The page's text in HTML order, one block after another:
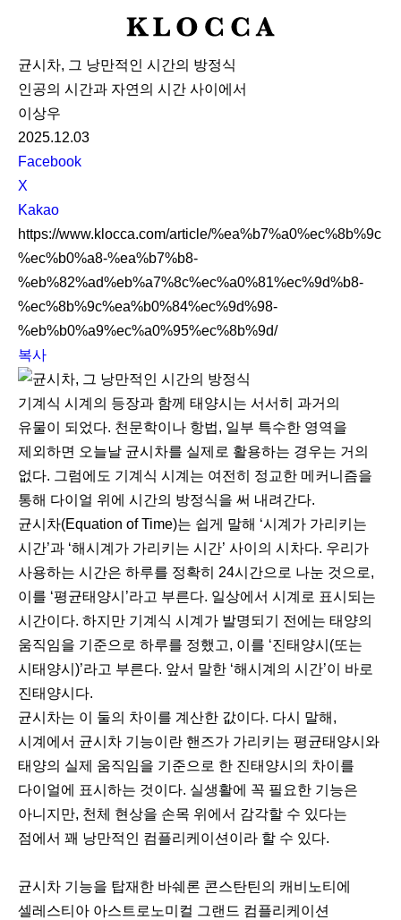
K
O
C
균시차, 그 낭만적인 시간의 방정식
인공의 시간과 자연의 시간 사이에서
이상우
2025.12.03
S
N
S
S
h
a
r
e
Facebook
X
Kakao
https://www.klocca.com/article/%ea%b7%a0%ec%8b%9c
%ec%b0%a8-%ea%b7%b8-
%eb%82%ad%eb%a7%8c%ec%a0%81%ec%9d%b8-
%ec%8b%9c%ea%b0%84%ec%9d%98-
%eb%b0%a9%ec%a0%95%ec%8b%9d/
복사
기계식 시계의 등장과 함께 태양시는 서서히 과거의
유물이 되었다. 천문학이나 항법, 일부 특수한 영역을
제외하면 오늘날 균시차를 실제로 활용하는 경우는 거의
없다. 그럼에도 기계식 시계는 여전히 정교한 메커니즘을
통해 다이얼 위에 시간의 방정식을 써 내려간다.
균시차(Equation of Time)는 쉽게 말해 ‘시계가 가리키는
시간’과 ‘해시계가 가리키는 시간’ 사이의 시차다. 우리가
사용하는 시간은 하루를 정확히 24시간으로 나눈 것으로,
이를 ‘평균태양시’라고 부른다. 일상에서 시계로 표시되는
시간이다. 하지만 기계식 시계가 발명되기 전에는 태양의
움직임을 기준으로 하루를 정했고, 이를 ‘진태양시(또는
시태양시)’라고 부른다. 앞서 말한 ‘해시계의 시간’이 바로
진태양시다.
균시차는 이 둘의 차이를 계산한 값이다. 다시 말해,
시계에서 균시차 기능이란 핸즈가 가리키는 평균태양시와
태양의 실제 움직임을 기준으로 한 진태양시의 차이를
다이얼에 표시하는 것이다. 실생활에 꼭 필요한 기능은
아니지만, 천체 현상을 손목 위에서 감각할 수 있다는
점에서 꽤 낭만적인 컴플리케이션이라 할 수 있다.
균시차 기능을 탑재한 바쉐론 콘스탄틴의 캐비노티에
셀레스티아 아스트로노미컬 그랜드 컴플리케이션